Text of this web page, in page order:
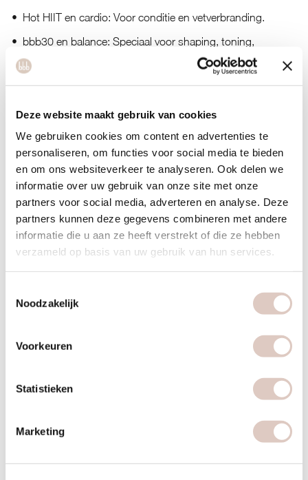
Deze website maakt gebruik van cookies
We gebruiken cookies om content en advertenties te
personaliseren, om functies voor social media te bieden
en om ons websiteverkeer te analyseren. Ook delen we
informatie over uw gebruik van onze site met onze
partners voor social media, adverteren en analyse. Deze
partners kunnen deze gegevens combineren met andere
informatie die u aan ze heeft verstrekt of die ze hebben
verzameld op basis van uw gebruik van hun services.
Noodzakelijk
Voorkeuren
Statistieken
Marketing
Hot HIIT en cardio: Voor conditie en vetverbranding.
bbb30 en balance: Speciaal voor shaping, toning,
spieruithoudingsvermogen en spierversterking.
Strongher en power: Voor meer kracht en definitie.
(Hot) Pilates & barre: Voor core stability en een betere
Tools
Personal workouts: alle spierzones (buik, taille, benen,
billen, bovenlichaam, of een combinatie). ‘Pilates’, ‘bbb
kracht’, ‘hot HIIT’, en ‘cardio 1, 2 en 3’.
Foodtools: ‘Sugarfree’, ‘Plantaardige eiwitten’,
‘Detox’.
gedrag’ ‘Yoga nidra’, en ‘Dagelijks bewegen’.
Leefstijlvragenlijst
‘Mijn journey’ en bespreek aandachtspunten zoals stress,